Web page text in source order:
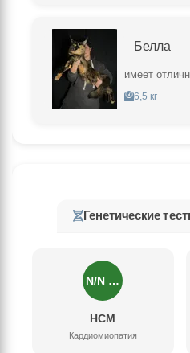
Белла
имеет
6,5 кг
Генетические
N/N …
HCM
Кардиомиопатия